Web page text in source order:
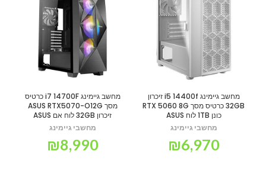
מחשב גיימינג i5 14400f זיכרון
32GB כרטיס מסך RTX 5060 8G
כונן 1TB לוח ASUS
מחשבי גיימינג
₪6,970
מחשב גיימינג i7 14700F כרטיס
מסך ASUS RTX5070-O12G
זיכרון 32GB לוח אם ASUS
מחשבי גיימינג
₪8,990